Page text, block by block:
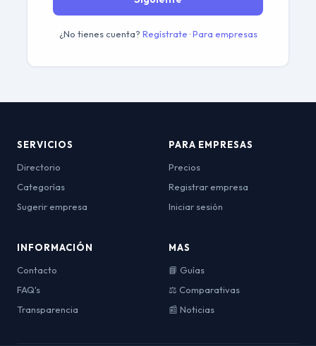
¿No tienes cuenta? Regístrate ·Para empresas
SERVICIOS
Directorio
Categorías
Sugerir empresa
PARA EMPRESAS
Precios
Registrar empresa
Iniciar sesión
INFORMACIÓN
Contacto
FAQ's
Transparencia
MAS
📘 Guías
⚖️ Comparativas
📰 Noticias